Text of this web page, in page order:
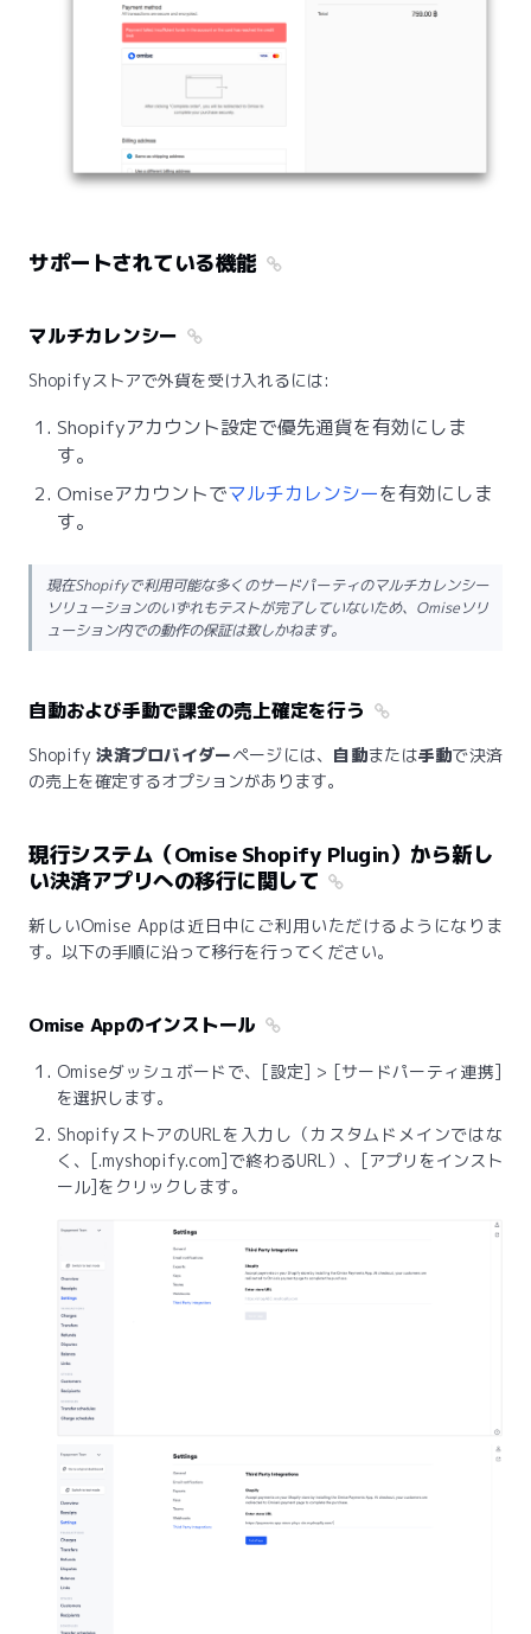
サポートされている機能
マルチカレンシー
Shopifyストアで外貨を受け入れるには:
Shopifyアカウント設定で優先通貨を有効にしま
す。
Omiseアカウントでマルチカレンシーを有効にしま
す。
現在Shopifyで利用可能な多くのサードパーティのマルチカレンシー
ソリューションのいずれもテストが完了していないため、Omiseソリ
ューション内での動作の保証は致しかねます。
自動および手動で課金の売上確定を行う
Shopify決済プロバイダーページには、 自動または手動で決済
の売上を確定するオプションがあります。
現行システム（Omise Shopify Plugin）から新し
い決済アプリへの移行に関して
新しいOmise Appは近日中にご利用いただけるようになりま
す。以下の手順に沿って移行を行ってください。
Omise Appのインストール
Omiseダッシュボードで、[設定] > [サードパーティ連携]
を選択します。
ShopifyストアのURLを入力し（カスタムドメインではな
く、[.myshopify.com]で終わるURL）、[アプリをインスト
ール]をクリックします。